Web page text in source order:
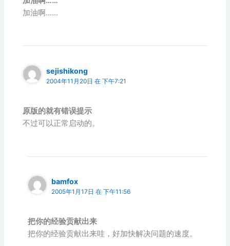
加油啊……
sejishikong
2004年11月20日 在 下午7:21
原版的就有错误提示
不过可以正常启动的。
bamfox
2005年1月17日 在 下午11:56
把你的经验贡献出来
把你的经验贡献出来哇，好加快解决问题的速度。